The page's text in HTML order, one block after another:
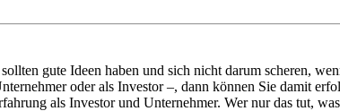
gute Ideen haben und sich nicht darum scheren,
oder als Investor –, dann können Sie damit
als Investor und Unternehmer. Wer nur das tut,